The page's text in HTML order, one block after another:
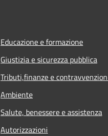
Educazione e formazione
Giustizia e sicurezza pubblica
Tributi,finanze e
Ambiente
Salute, benessere e assistenza
Autorizzazioni